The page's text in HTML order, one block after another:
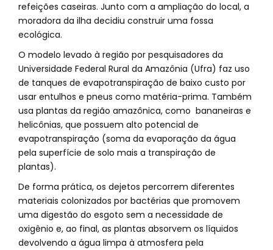
refeições caseiras. Junto com a ampliação do local, a
moradora da ilha decidiu construir uma fossa
ecológica.
O modelo levado à região por pesquisadores da
Universidade Federal Rural da Amazônia (Ufra) faz uso
de tanques de evapotranspiração de baixo custo por
usar entulhos e pneus como matéria-prima. Também
usa plantas da região amazônica, como bananeiras e
helicônias, que possuem alto potencial de
evapotranspiração (soma da evaporação da água
pela superfície de solo mais a transpiração de
plantas).
De forma prática, os dejetos percorrem diferentes
materiais colonizados por bactérias que promovem
uma digestão do esgoto sem a necessidade de
oxigênio e, ao final, as plantas absorvem os líquidos
devolvendo a água limpa à atmosfera pela